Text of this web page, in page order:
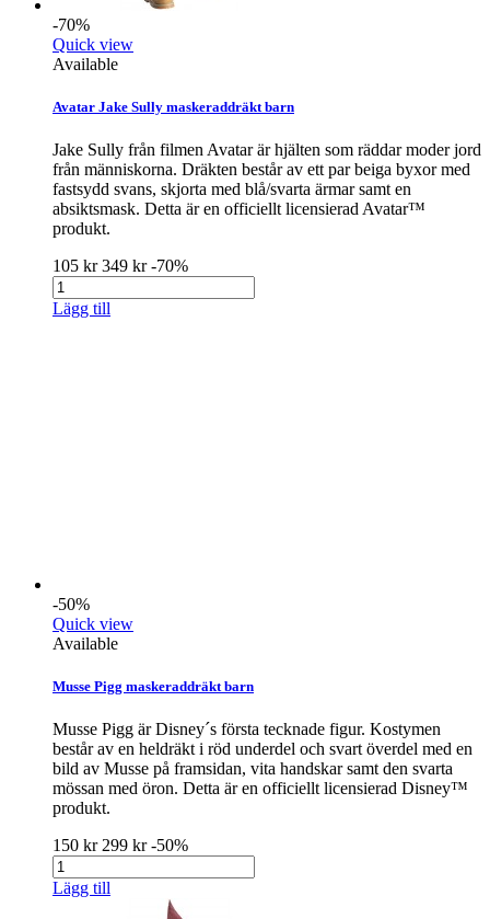
-70%
Quick view
Available
Avatar Jake Sully maskeraddräkt barn
Jake Sully från filmen Avatar är hjälten som räddar moder jord
från människorna. Dräkten består av ett par beiga byxor med
fastsydd svans, skjorta med blå/svarta ärmar samt en
absiktsmask. Detta är en officiellt licensierad Avatar™
produkt.
105 kr349 kr-70%
Lägg till
-50%
Quick view
Available
Musse Pigg maskeraddräkt barn
Musse Pigg är Disney´s första tecknade figur. Kostymen
består av en heldräkt i röd underdel och svart överdel med en
bild av Musse på framsidan, vita handskar samt den svarta
mössan med öron. Detta är en officiellt licensierad Disney™
produkt.
150 kr 299 kr-50%
Lägg till